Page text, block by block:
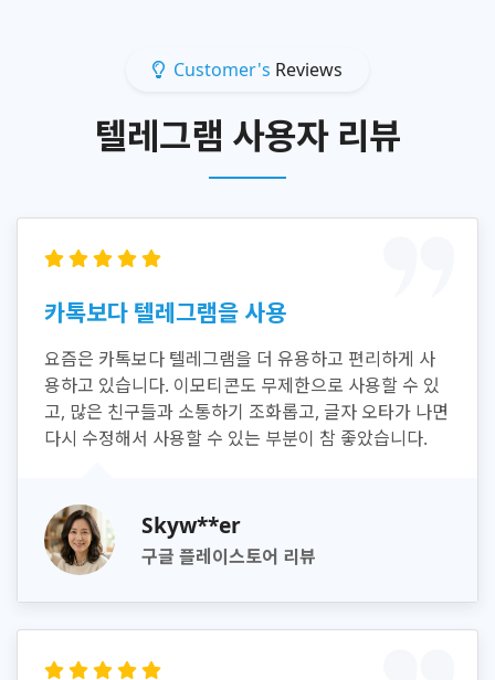
Customer's Reviews
텔레그램 사용자 리뷰
카톡보다 텔레그램을 사용
요즘은 카톡보다 텔레그램을 더 유용하고 편리하게 사
용하고 있습니다. 이모티콘도 무제한으로 사용할 수 있
고, 많은 친구들과 소통하기 조화롭고, 글자 오타가 나면
다시 수정해서 사용할 수 있는 부분이 참 좋았습니다.
Skyw**er
구글 플레이스토어 리뷰